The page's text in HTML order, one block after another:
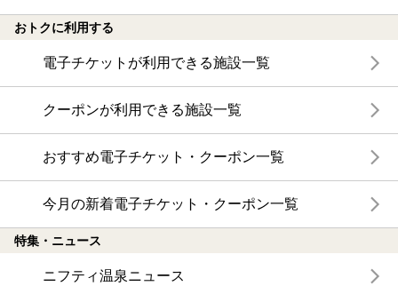
おトクに利用する
電子チケットが利用できる施設一覧
クーポンが利用できる施設一覧
おすすめ電子チケット・クーポン一覧
今月の新着電子チケット・クーポン一覧
特集・ニュース
ニフティ温泉ニュース